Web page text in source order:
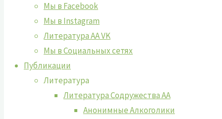
Мы в Facebook
Мы в Instagram
Литература АА VK
Мы в Социальных сетях
Публикации
Литература
Литература Содружества АА
Анонимные Алкоголики